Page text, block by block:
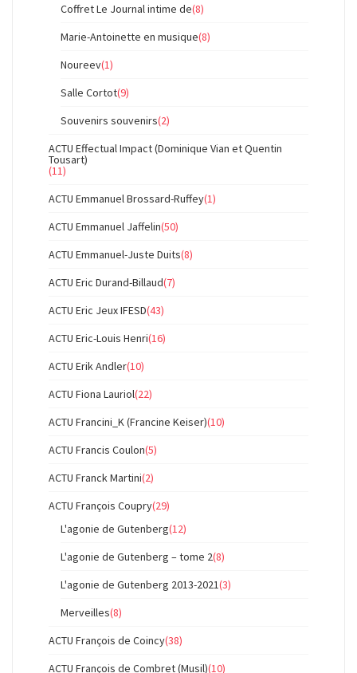
Coffret Le Journal intime de(8)
Marie-Antoinette en musique(8)
Noureev(1)
Salle Cortot(9)
Souvenirs souvenirs(2)
ACTU Effectual Impact (Dominique Vian et Quentin
Tousart)
(11)
ACTU Emmanuel Brossard-Ruffey(1)
ACTU Emmanuel Jaffelin(50)
ACTU Emmanuel-Juste Duits(8)
ACTU Eric Durand-Billaud(7)
ACTU Eric Jeux IFESD(43)
ACTU Eric-Louis Henri(16)
ACTU Erik Andler(10)
ACTU Fiona Lauriol(22)
ACTU Francini_K (Francine Keiser)(10)
ACTU Francis Coulon(5)
ACTU Franck Martini(2)
ACTU François Coupry(29)
L'agonie de Gutenberg(12)
L'agonie de Gutenberg – tome 2(8)
L'agonie de Gutenberg 2013-2021(3)
Merveilles(8)
ACTU François de Coincy(38)
ACTU François de Combret (Musil)(10)